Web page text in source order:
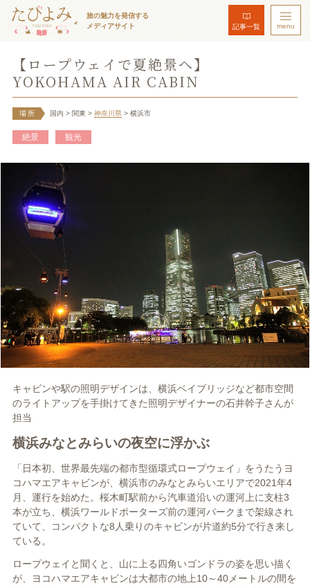
旅の魅力を発信する
メディアサイト
記事一覧 menu
【ロープウェイで夏絶景へ】
YOKOHAMA AIR CABIN
場所 国内 > 関東 > 神奈川県 > 横浜市
絶景 観光
キャビンや駅の照明デザインは、横浜ベイブリッジなど都市空間
のライトアップを手掛けてきた照明デザイナーの石井幹子さんが
担当
横浜みなとみらいの夜空に浮かぶ
「日本初、世界最先端の都市型循環式ロープウェイ」をうたうヨ
コハマエアキャビンが、横浜市のみなとみらいエリアで2021年4
月、運行を始めた。桜木町駅前から汽車道沿いの運河上に支柱3
本が立ち、横浜ワールドポーターズ前の運河パークまで架線され
ていて、コンパクトな8人乗りのキャビンが片道約5分で行き来し
ている。
ロープウェイと聞くと、山に上る四角いゴンドラの姿を思い描く
が、ヨコハマエアキャビンは大都市の地上10～40メートルの間を